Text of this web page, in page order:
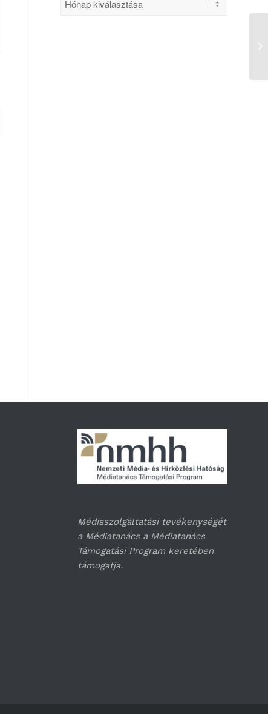
Médiaszolgáltatási tevékenységét
a Médiatanács a Médiatanács
Támogatási Program keretében
támogatja.